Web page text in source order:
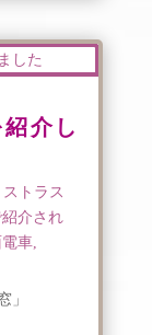
介し
トラス
介され
車,
」